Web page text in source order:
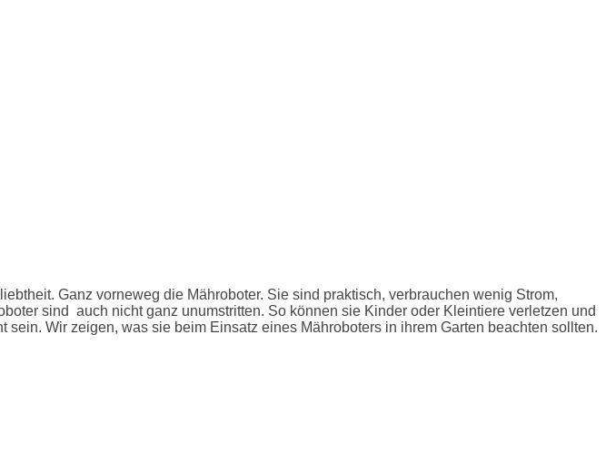
Ganz vorneweg die Mähroboter. Sie sind praktisch, verbrauchen wenig Strom,
sind auch nicht ganz unumstritten. So können sie Kinder oder Kleintiere verletzen und
Wir zeigen, was sie beim Einsatz eines Mähroboters in ihrem Garten beachten sollten.